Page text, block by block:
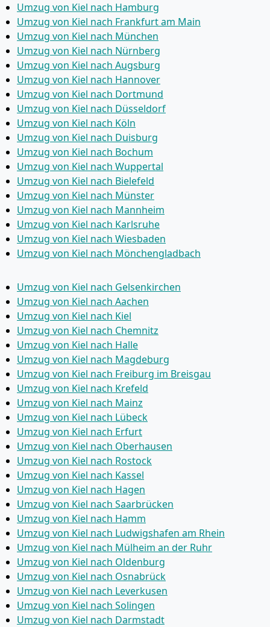
Umzug von Kiel nach Hamburg
Umzug von Kiel nach Frankfurt am Main
Umzug von Kiel nach München
Umzug von Kiel nach Nürnberg
Umzug von Kiel nach Augsburg
Umzug von Kiel nach Hannover
Umzug von Kiel nach Dortmund
Umzug von Kiel nach Düsseldorf
Umzug von Kiel nach Köln
Umzug von Kiel nach Duisburg
Umzug von Kiel nach Bochum
Umzug von Kiel nach Wuppertal
Umzug von Kiel nach Bielefeld
Umzug von Kiel nach Münster
Umzug von Kiel nach Mannheim
Umzug von Kiel nach Karlsruhe
Umzug von Kiel nach Wiesbaden
Umzug von Kiel nach Mönchen­gladbach
Umzug von Kiel nach Gelsenkirchen
Umzug von Kiel nach Aachen
Umzug von Kiel nach Kiel
Umzug von Kiel nach Chemnitz
Umzug von Kiel nach Halle
Umzug von Kiel nach Magdeburg
Umzug von Kiel nach Freiburg im Breisgau
Umzug von Kiel nach Krefeld
Umzug von Kiel nach Mainz
Umzug von Kiel nach Lübeck
Umzug von Kiel nach Erfurt
Umzug von Kiel nach Oberhausen
Umzug von Kiel nach Rostock
Umzug von Kiel nach Kassel
Umzug von Kiel nach Hagen
Umzug von Kiel nach Saarbrücken
Umzug von Kiel nach Hamm
Umzug von Kiel nach Ludwigshafen am Rhein
Umzug von Kiel nach Mülheim an der Ruhr
Umzug von Kiel nach Oldenburg
Umzug von Kiel nach Osnabrück
Umzug von Kiel nach Leverkusen
Umzug von Kiel nach Solingen
Umzug von Kiel nach Darmstadt